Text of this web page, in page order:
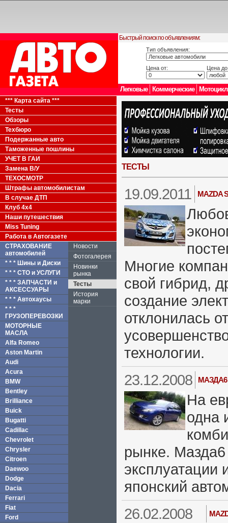
Быстрый поиск по объявлениям:
Тип объявления:
Цена от: Цена
Легковые Коммерческие
*** Карта сайта ***
Тесты
Обзоры
Техбюро
Подержанные авто
Таможенные пошлины
УЧЕТ В ГАИ
Замена В/У
ТЕХОСМОТР
Штрафы автомобилистам
В случае ДТП
Клуб 4x4
Наши путешествия
Miss Tuning
Работа в Автогазете
СТРАХОВАНИЕ
автомобилей
* * * Шины и Диски
* * * СТО и УСЛУГИ
* * * ЗАПЧАСТИ и
АКСЕССУАРЫ
* * * Автохаусы
* * *
ГРУЗОПЕРЕВОЗКИ
МОТОРНЫЕ
МАСЛА
Alfa Romeo
Aston Martin
Audi
Acura
BMW
Bentley
Brilliance
Buick
Bugatti
Cadillac
Chevrolet
Chrysler
Citroen
Daewoo
Dodge
Dacia
Ferrari
Fiat
Ford
Новости
Фотогалерея
Новинки
рынка
Тесты
История
марки
ТЕСТЫ
19.09.2011 MAZDA
Многие
свой гибрид,
создание
отклонилась
технологии.
23.12.2008
МАЗДА6
На
одна
рынке.
эксплуатации
японский
26.02.2008